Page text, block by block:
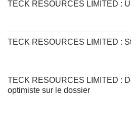
TECK RESOURCES LIMITED :
TECK RESOURCES LIMITED :
TECK RESOURCES LIMITED :
optimiste sur le dossier